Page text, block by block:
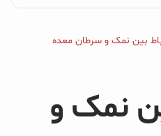
بین نمک و سرطان معده
نمک و